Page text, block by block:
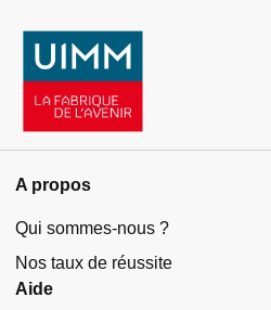
A propos
Qui sommes-nous ?
Nos taux de réussite
Aide